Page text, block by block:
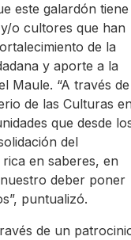
este galardón tiene
o cultores que han
de la
y aporte a la
Maule. “A través de
de las Culturas en
que desde
del
en saberes, en
deber poner
puntualizó.
de un